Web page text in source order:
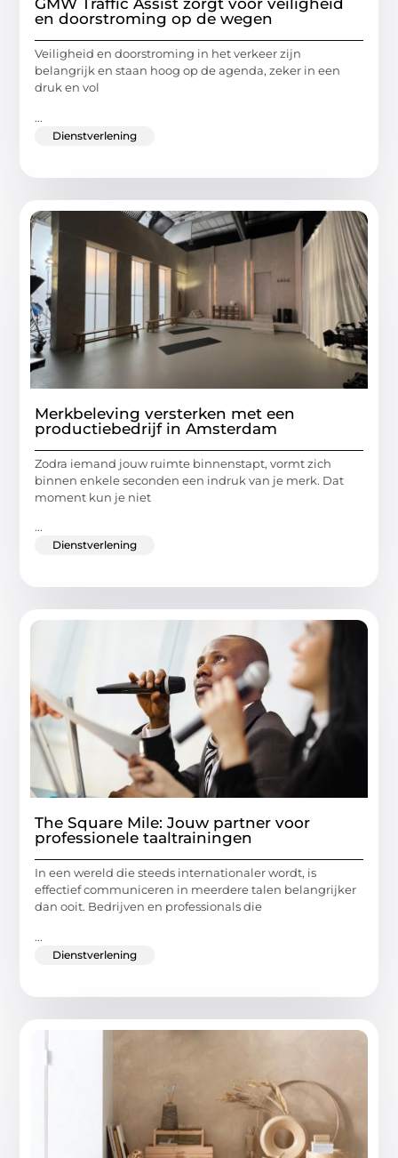
GMW Traffic Assist zorgt voor veiligheid
en doorstroming op de wegen
Veiligheid en doorstroming in het verkeer zijn
belangrijk en staan hoog op de agenda, zeker in een
druk en vol
...
Dienstverlening
Merkbeleving versterken met een
productiebedrijf in Amsterdam
Zodra iemand jouw ruimte binnenstapt, vormt zich
binnen enkele seconden een indruk van je merk. Dat
moment kun je niet
...
Dienstverlening
The Square Mile: Jouw partner voor
professionele taaltrainingen
In een wereld die steeds internationaler wordt, is
effectief communiceren in meerdere talen belangrijker
dan ooit. Bedrijven en professionals die
...
Dienstverlening